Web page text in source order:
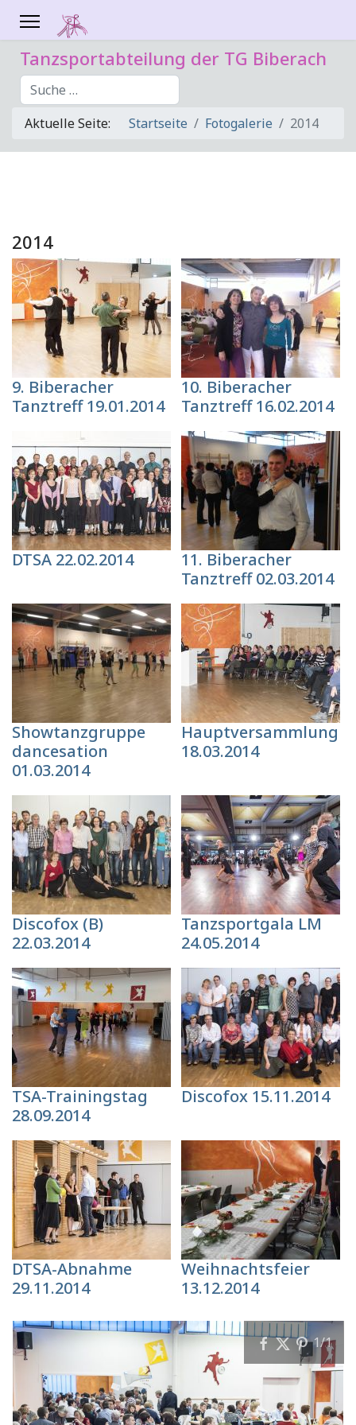
Tanzsportabteilung der TG Biberach
Suchen
Aktuelle Seite: Startseite Fotogalerie 2014
2014
9. Biberacher
Tanztreff 19.01.2014
10. Biberacher
Tanztreff 16.02.2014
DTSA 22.02.2014
11. Biberacher
Tanztreff 02.03.2014
Showtanzgruppe
dancesation
01.03.2014
Hauptversammlung
18.03.2014
Discofox (B)
22.03.2014
Tanzsportgala LM
24.05.2014
TSA-Trainingstag
28.09.2014
Discofox 15.11.2014
DTSA-Abnahme
29.11.2014
Weihnachtsfeier
13.12.2014
1/1